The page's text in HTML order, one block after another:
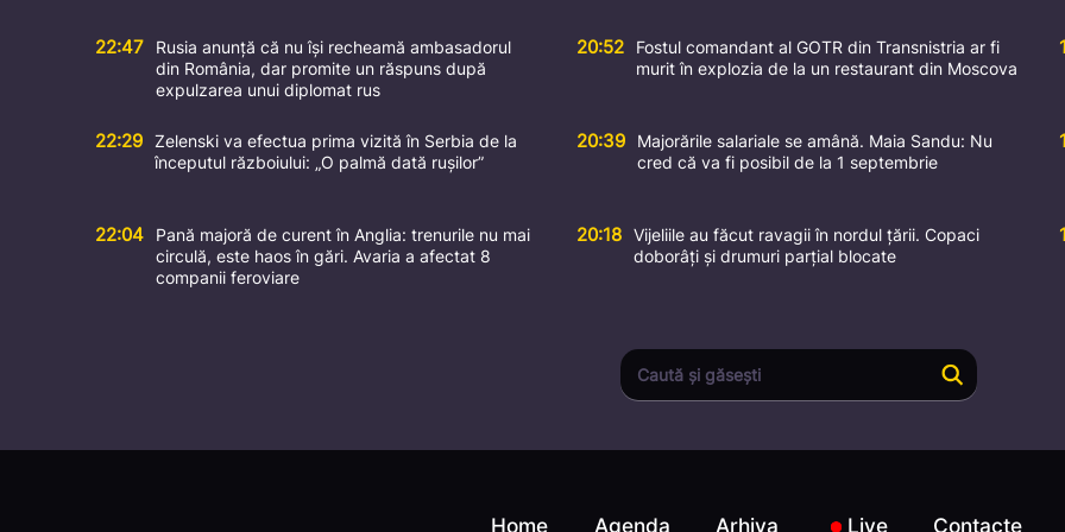
22:47
Rusia anunță că nu își recheamă ambasadorul
din România, dar promite un răspuns după
expulzarea unui diplomat rus
22:29 Zelenski va efectua prima vizită în Serbia de la
începutul războiului: „O palmă dată rușilor”
22:04
Pană majoră de curent în Anglia: trenurile nu mai
circulă, este haos în gări. Avaria a afectat 8
companii feroviare
20:52
Fostul comandant al GOTR din Transnistria ar fi
murit în explozia de la un restaurant din Moscova
20:39
Majorările salariale se amână. Maia Sandu: Nu
cred că va fi posibil de la 1 septembrie
20:18
Vijeliile au făcut ravagii în nordul țării. Copaci
doborâți și drumuri parțial blocate
Home Agenda Arhiva Live Contacte